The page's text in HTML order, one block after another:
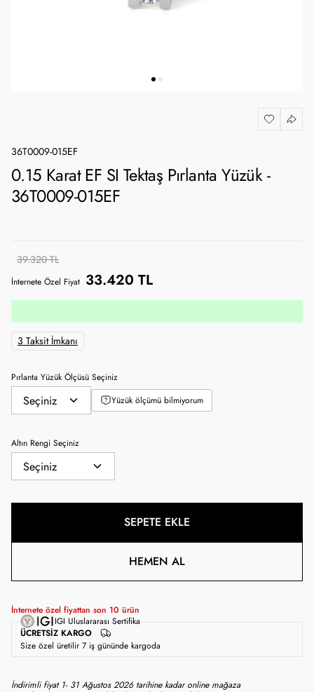
36T0009-015EF
0.15 Karat EF SI Tektaş Pırlanta Yüzük -
36T0009-015EF
39.320 TL
İnternete Özel Fiyat 33.420 TL
3 Taksit İmkanı
Pırlanta Yüzük Ölçüsü Seçiniz
Yüzük ölçümü bilmiyorum
Altın Rengi Seçiniz
SEPETE EKLE
HEMEN AL
İnternete özel fiyattan son 10 ürün
ÜCRETSIZ KARGO
IGI Uluslararası Sertifika
Size özel üretilir 7 iş gününde kargoda
İndirimli fiyat 1- 31 Ağustos 2026 tarihine kadar online mağaza